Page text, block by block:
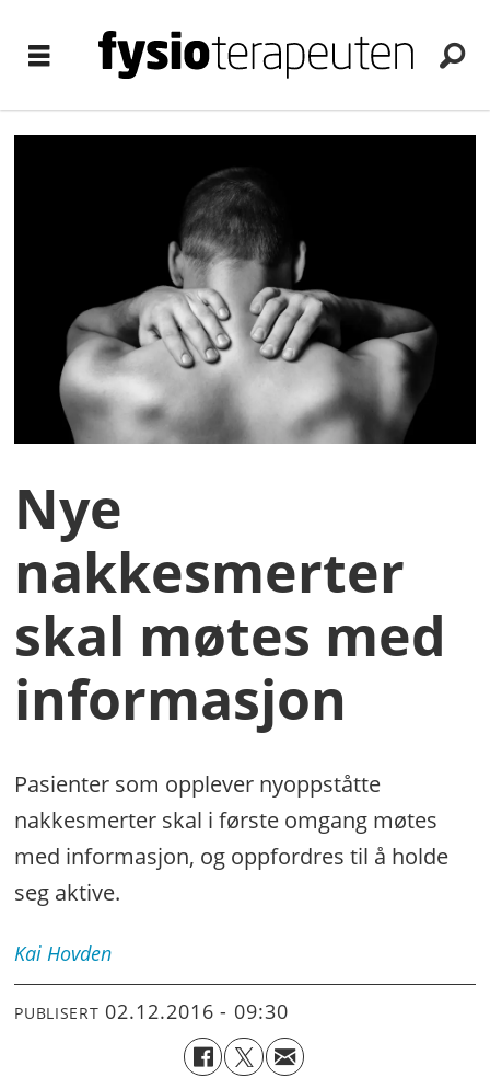
Nye
nakkesmerter
skal møtes med
informasjon
Pasienter som opplever nyoppståtte
nakkesmerter skal i første omgang møtes
med informasjon, og oppfordres til å holde
seg aktive.
Kai Hovden
PUBLISERT 02.12.2016 - 09:30